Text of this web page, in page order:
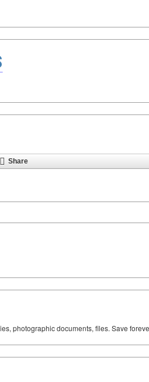
Share
photographic documents, files. Save